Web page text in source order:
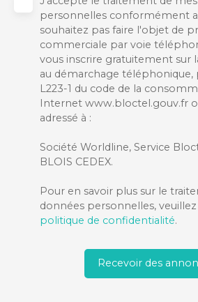
personnelles conformément
souhaitez pas faire l'objet de
commerciale par voie
vous inscrire gratuitement sur
au démarchage téléphonique,
L223-1 du code de la
Internet www.bloctel.gouv.fr
adressé à :
Société Worldline, Service
BLOIS CEDEX.
Pour en savoir plus sur le
données personnelles,
politique de confidentialité.
Recevoir des